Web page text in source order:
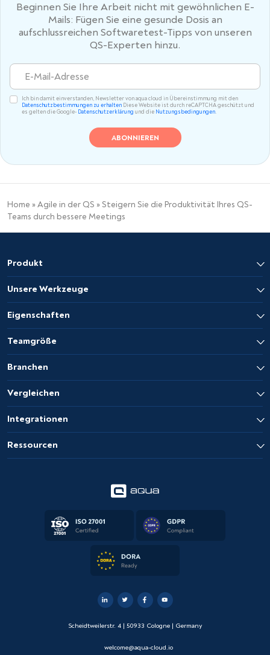
Beginnen Sie Ihre Arbeit nicht mit gewöhnlichen E-
Mails: Fügen Sie eine gesunde Dosis an
aufschlussreichen Softwaretest-Tipps von unseren
QS-Experten hinzu.
Ich bin damit einverstanden, Newsletter von aqua cloud in Übereinstimmung mit den
Datenschutzbestimmungen zu erhalten Diese Website ist durch reCAPTCHA geschützt und
es gelten die Google- Datenschutzerklärung und die Nutzungsbedingungen.
Home »Agile in der QS »Steigern Sie die Produktivität Ihres QS-
Teams durch bessere Meetings
Scheidtweilerstr. 4 | 50933 Cologne | Germany
welcome@aqua-cloud.io
Produkt
Unsere Werkzeuge
Eigenschaften
Teamgröße
Branchen
Vergleichen
Integrationen
Ressourcen